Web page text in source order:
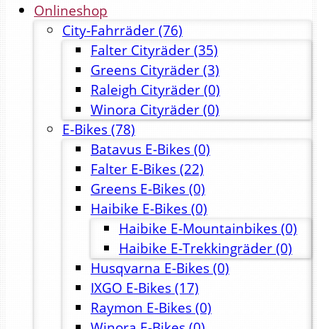
Onlineshop
City-Fahrräder(76)
Falter Cityräder(35)
Greens Cityräder(3)
Raleigh Cityräder(0)
Winora Cityräder(0)
E-Bikes(78)
Batavus E-Bikes(0)
Falter E-Bikes(22)
Greens E-Bikes(0)
Haibike E-Bikes(0)
Haibike E-Mountainbikes(0)
Haibike E-Trekkingräder(0)
Husqvarna E-Bikes(0)
IXGO E-Bikes(17)
Raymon E-Bikes(0)